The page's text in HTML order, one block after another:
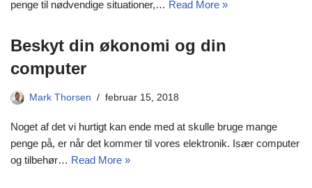
penge til nødvendige situationer,… Read More »
Beskyt din økonomi og din
computer
Mark Thorsen februar 15, 2018
Noget af det vi hurtigt kan ende med at skulle bruge mange
penge på, er når det kommer til vores elektronik. Især computer
og tilbehør… Read More »